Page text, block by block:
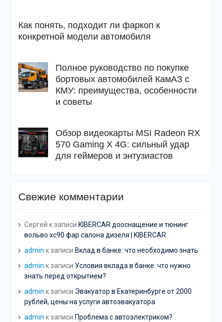
Как понять, подходит ли фаркоп к
конкретной модели автомобиля
Полное руководство по покупке
бортовых автомобилей КамАЗ с
КМУ: преимущества, особенности
и советы
Обзор видеокарты MSI Radeon RX
570 Gaming X 4G: сильный удар
для геймеров и энтузиастов
Свежие комментарии
Сергей к записи KIBERCAR дооснащение и тюнинг
вольво хс90 фар салона дизеля | KIBERCAR
admin к записи Вклад в банке: что необходимо знать
admin к записи Условия вклада в банке: что нужно
знать перед открытием?
admin к записи Эвакуатор в Екатеринбурге от 2000
рублей, цены на услуги автоэвакуатора
admin к записи Проблема с автоэлектриком?